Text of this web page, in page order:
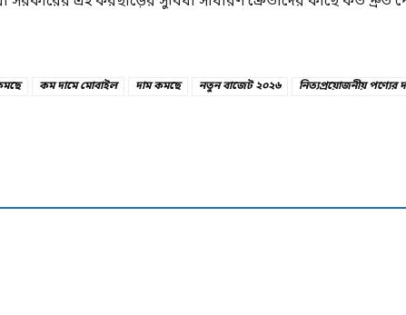
কম দামে মোবাইল দাম কমছে নতুন বাজেট ২০২৬ নিত্যপ্রয়োজনীয় পণ্যের